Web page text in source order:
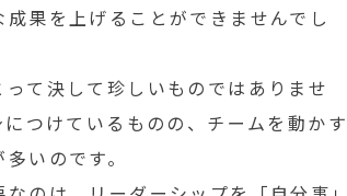
果を上げることができませんでし
て決して珍しいものではありませ
つけているものの、チームを動かす
いのです。